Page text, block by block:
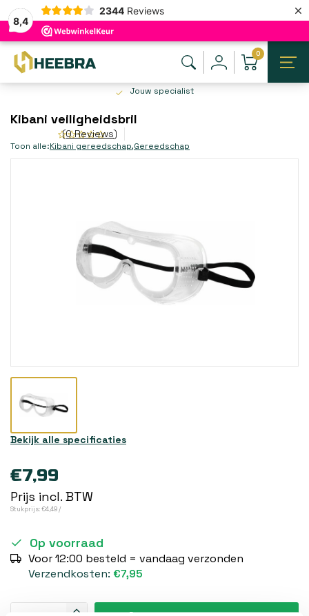
8,4
2344 Reviews ×
0
Jouw specialist
Kibani veiligheidsbril
(0 Reviews)
Toon alle:Kibani gereedschap,Gereedschap
Bekijk alle specificaties
€7,99
Prijs incl. BTW
Stukprijs: €4,49 /
Op voorraad
Voor 12:00 besteld = vandaag verzonden
Verzendkosten: €7,95